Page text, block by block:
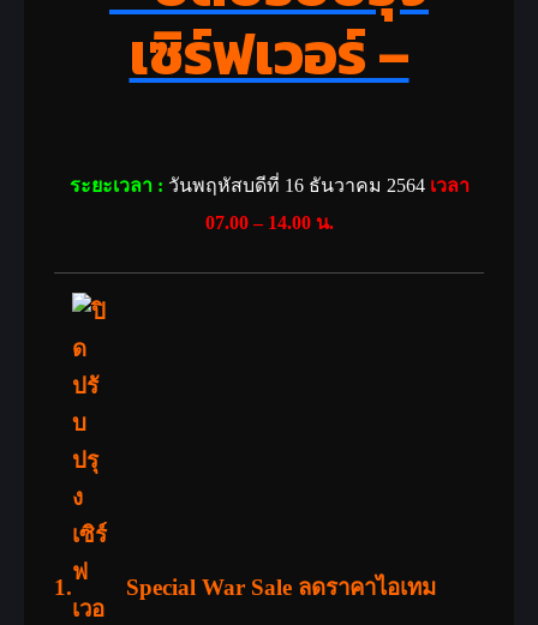
เซิร์ฟเวอร์ –
ระยะเวลา : วันพฤหัสบดีที่ 16 ธันวาคม 2564 เวลา
07.00 – 14.00 น.
1. Special War Sale ลดราคาไอเทม